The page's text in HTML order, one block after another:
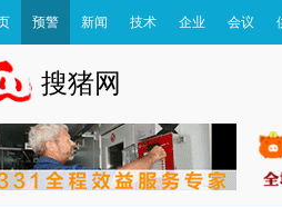
预警 新闻 技术 企业 会议
库
搜猪网